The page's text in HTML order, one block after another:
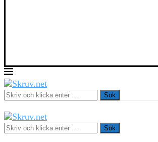
Sök
Sök